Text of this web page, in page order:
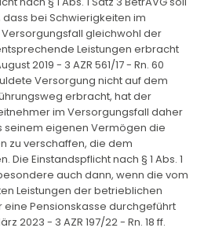
bei Schwierigkeiten im
gleichwohl der
Leistungen erbracht
2019 - 3 AZR 561/17 - Rn. 60
Versorgung nicht auf dem
erbracht, hat der
im Versorgungsfall daher
seinem eigenen Vermögen die
zu verschaffen, die dem
Die Einstandspflicht nach § 1 Abs. 1
auch dann, wenn die vom
Leistungen der betrieblichen
Pensionskasse durchgeführt
2023 - 3 AZR 197/22 - Rn. 18 ff.